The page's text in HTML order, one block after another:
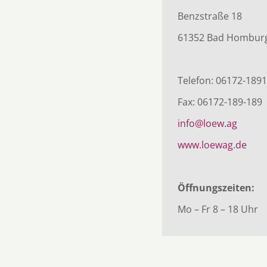
Benzstraße 18
61352 Bad
Telefon: 06172-
Fax: 06172-189-189
info@loew.ag
www.loewag.de
Öffnungszeiten:
Mo – Fr 8 – 18 Uhr